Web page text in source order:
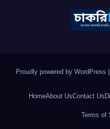
Proudly powered by WordPress
HomeAbout UsContact Us
Terms of